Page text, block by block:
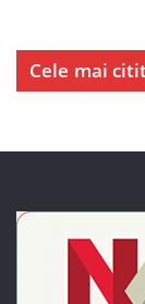
Cele mai